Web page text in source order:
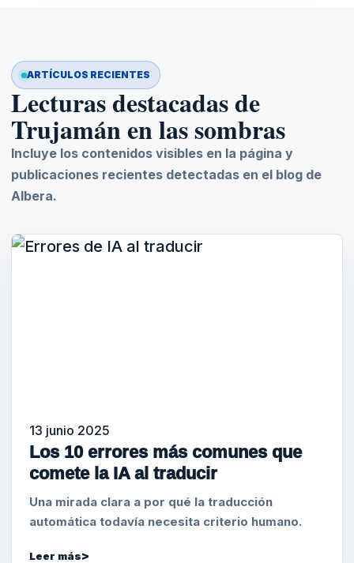
ARTÍCULOS RECIENTES
Lecturas destacadas de
Trujamán en las sombras
Incluye los contenidos visibles en la página y
publicaciones recientes detectadas en el blog de
Albera.
13 junio 2025
Los 10 errores más comunes que
comete la IA al traducir
Una mirada clara a por qué la traducción
automática todavía necesita criterio humano.
Leer más